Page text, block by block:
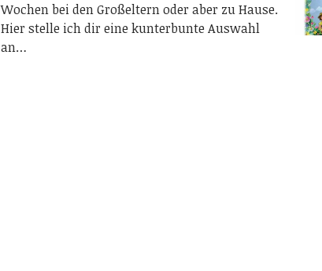
Wochen bei den Großeltern oder aber zu Hause.
Hier stelle ich dir eine kunterbunte Auswahl
an…